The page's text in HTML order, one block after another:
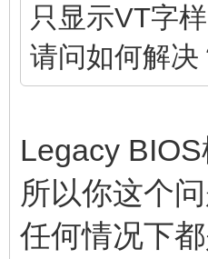
只显示VT字
请问如何解决
Legacy
所以你这个
任何情况下